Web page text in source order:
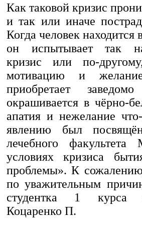
Как таковой кризис
и так или иначе
Когда человек
он испытывает так
кризис или по-
мотивацию и
приобретает
окрашивается в чёрно-
апатия и нежелание
явлению был
лечебного
условиях кризиса
проблемы». К
по уважительным
студентка 1 курса
Коцаренко П.